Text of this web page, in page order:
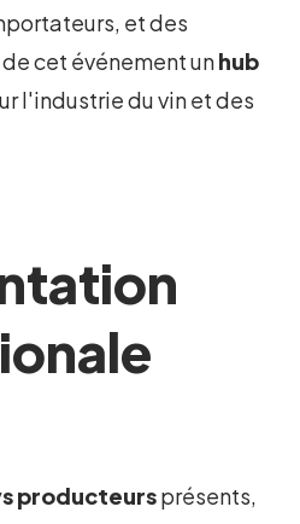
et des
cet événement unhub
l'industrie du vin et des
producteursprésents,